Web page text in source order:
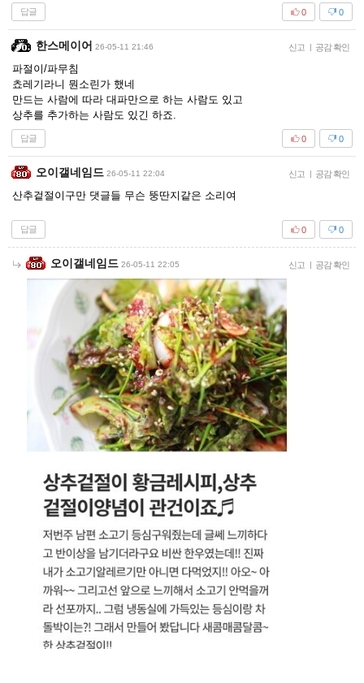
답글 0
0
한스메이어 26-05-11 21:46 신고 | 공감 확인
파절이/파무침
쵸레기라니 뭔소린가 했네
만드는 사람에 따라 대파만으로 하는 사람도 있고
상추를 추가하는 사람도 있긴 하죠.
답글 0
0
오이갤네임드 26-05-11 22:04 신고 | 공감 확인
산추겉절이구만 댓글들 무슨 뚱딴지같은 소리여
답글 0
0
오이갤네임드 26-05-11 22:05 신고 | 공감 확인